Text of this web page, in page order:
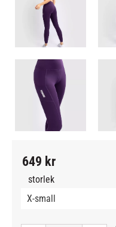
649 kr
storlek